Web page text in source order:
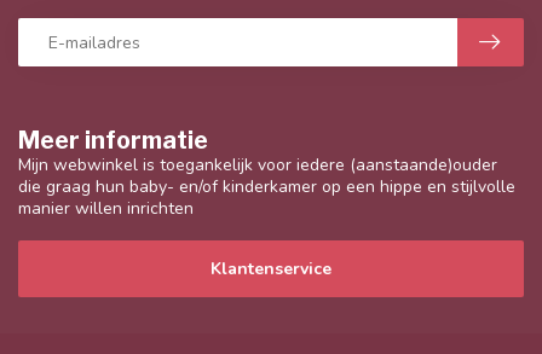
Meer informatie
Mijn webwinkel is toegankelijk voor iedere (aanstaande)ouder
die graag hun baby- en/of kinderkamer op een hippe en stijlvolle
manier willen inrichten
Klantenservice